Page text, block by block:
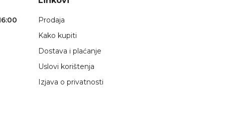
Prodaja
Kako kupiti
Dostava i plaćanje
Uslovi korištenja
Izjava o privatnosti